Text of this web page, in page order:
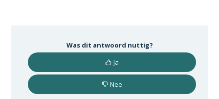
Was dit antwoord nuttig?
Ja
Nee